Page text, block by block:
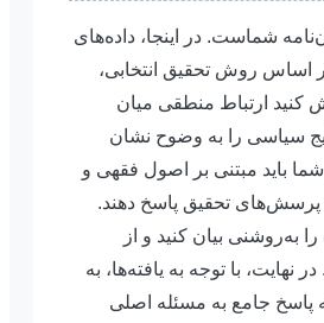
شماست. در اینجا، داده‌های
اساس روش تحقیق انتخابی،
کنید ارتباط منطقی میان
سیاسی را به وضوح نشان
باید مبتنی بر اصول فقهی و
پرسش‌های تحقیق پاسخ دهند.
به‌روشنی بیان کنید و از
نهایت، با توجه به یافته‌ها، به
پاسخ جامع به مسئله اصلی